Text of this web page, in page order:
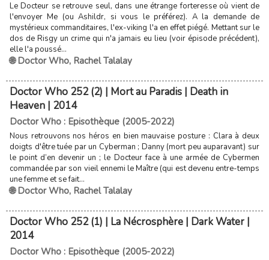
Le Docteur se retrouve seul, dans une étrange forteresse où vient de
l'envoyer Me (ou Ashildr, si vous le préférez). A la demande de
mystérieux commanditaires, l'ex-viking l'a en effet piégé. Mettant sur le
dos de Risgy un crime qui n'a jamais eu lieu (voir épisode précédent),
elle l'a poussé...
🌐 Doctor Who, Rachel Talalay
Doctor Who 252 (2) | Mort au Paradis | Death in
Heaven | 2014
Doctor Who : Episothèque (2005-2022)
Nous retrouvons nos héros en bien mauvaise posture : Clara à deux
doigts d'être tuée par un Cyberman ; Danny (mort peu auparavant) sur
le point d’en devenir un ; le Docteur face à une armée de Cybermen
commandée par son vieil ennemi le Maître (qui est devenu entre-temps
une femme et se fait...
🌐 Doctor Who, Rachel Talalay
Doctor Who 252 (1) | La Nécrosphère | Dark Water |
2014
Doctor Who : Episothèque (2005-2022)